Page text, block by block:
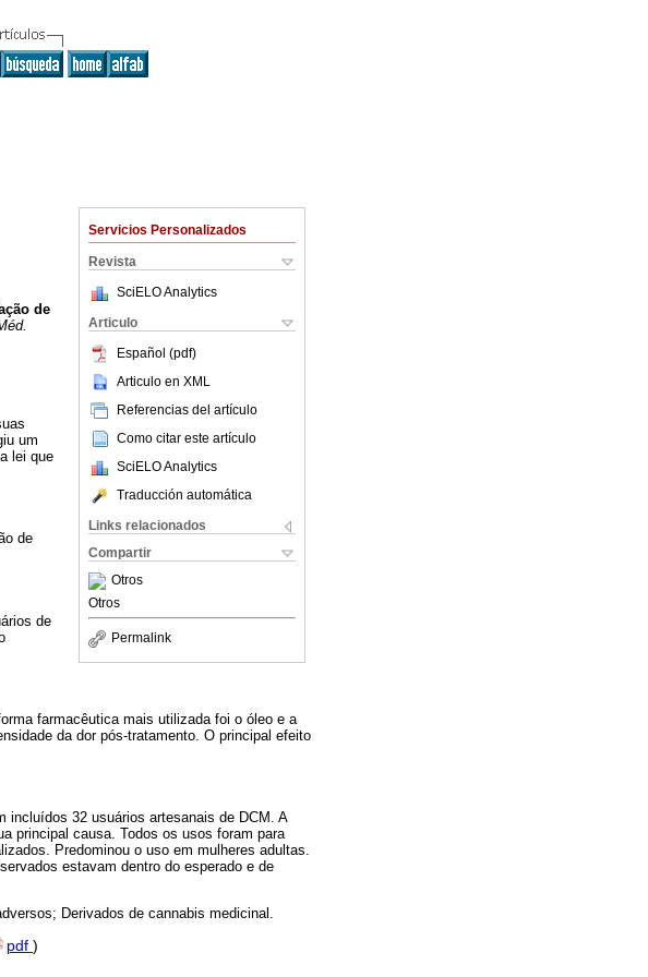
Servicios Personalizados
Revista
SciELO Analytics
Articulo
Español (pdf)
Articulo en XML
Referencias del artículo
Como citar este artículo
SciELO Analytics
Traducción automática
Links relacionados
Compartir
Otros
Otros
Permalink
de
um
lei que
de
de
farmacêutica mais utilizada foi o óleo e a
da dor pós-tratamento. O principal efeito
incluídos 32 usuários artesanais de DCM. A
principal causa. Todos os usos foram para
Predominou o uso em mulheres adultas.
estavam dentro do esperado e de
Derivados de cannabis medicinal.
pdf )